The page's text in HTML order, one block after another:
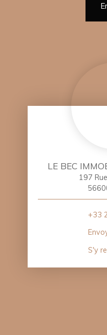
LE BEC
197
+33
S'y